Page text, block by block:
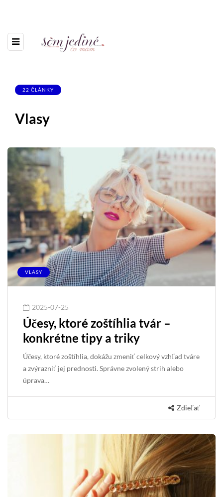
22 ČLÁNKY
Vlasy
VLASY
2025-07-25
Účesy, ktoré zoštíhlia tvár –
konkrétne tipy a triky
Účesy, ktoré zoštíhlia, dokážu zmeniť celkový vzhľad tváre
a zvýrazniť jej prednosti. Správne zvolený strih alebo
úprava…
Zdieľať